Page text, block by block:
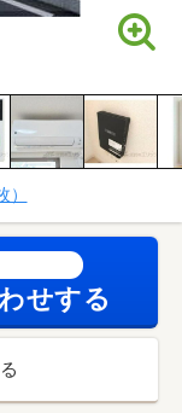
せする